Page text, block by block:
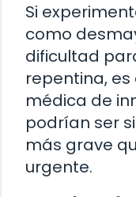
Si
como
dificultad
repentina,
médica de
podrían ser
más grave
urgente.